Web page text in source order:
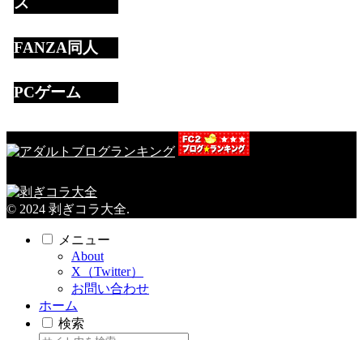
FANZA同人
PCゲーム
© 2024 剥ぎコラ大全.
メニュー
About
X（Twitter）
お問い合わせ
ホーム
検索